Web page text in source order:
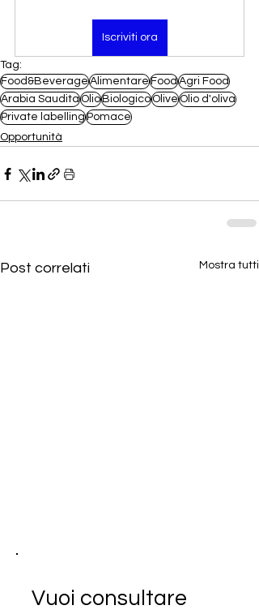
Iscriviti ora
Tag:
Food&BeverageAlimentareFoodAgri Food
Arabia SauditaOlioBiologicoOliveOlio d'oliva
Private labellingPomace
Opportunità
Post correlati Mostra tutti
Vuoi consultare